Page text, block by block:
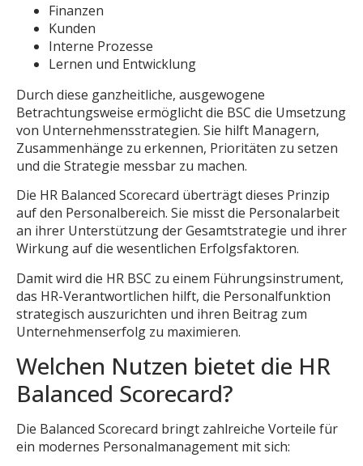
Finanzen
Kunden
Interne Prozesse
Lernen und Entwicklung
Durch diese ganzheitliche, ausgewogene
Betrachtungsweise ermöglicht die BSC die Umsetzung
von Unternehmensstrategien. Sie hilft Managern,
Zusammenhänge zu erkennen, Prioritäten zu setzen
und die Strategie messbar zu machen.
Die HR Balanced Scorecard überträgt dieses Prinzip
auf den Personalbereich. Sie misst die Personalarbeit
an ihrer Unterstützung der Gesamtstrategie und ihrer
Wirkung auf die wesentlichen Erfolgsfaktoren.
Damit wird die HR BSC zu einem Führungsinstrument,
das HR-Verantwortlichen hilft, die Personalfunktion
strategisch auszurichten und ihren Beitrag zum
Unternehmenserfolg zu maximieren.
Welchen Nutzen bietet die HR
Balanced Scorecard?
Die Balanced Scorecard bringt zahlreiche Vorteile für
ein modernes Personalmanagement mit sich: